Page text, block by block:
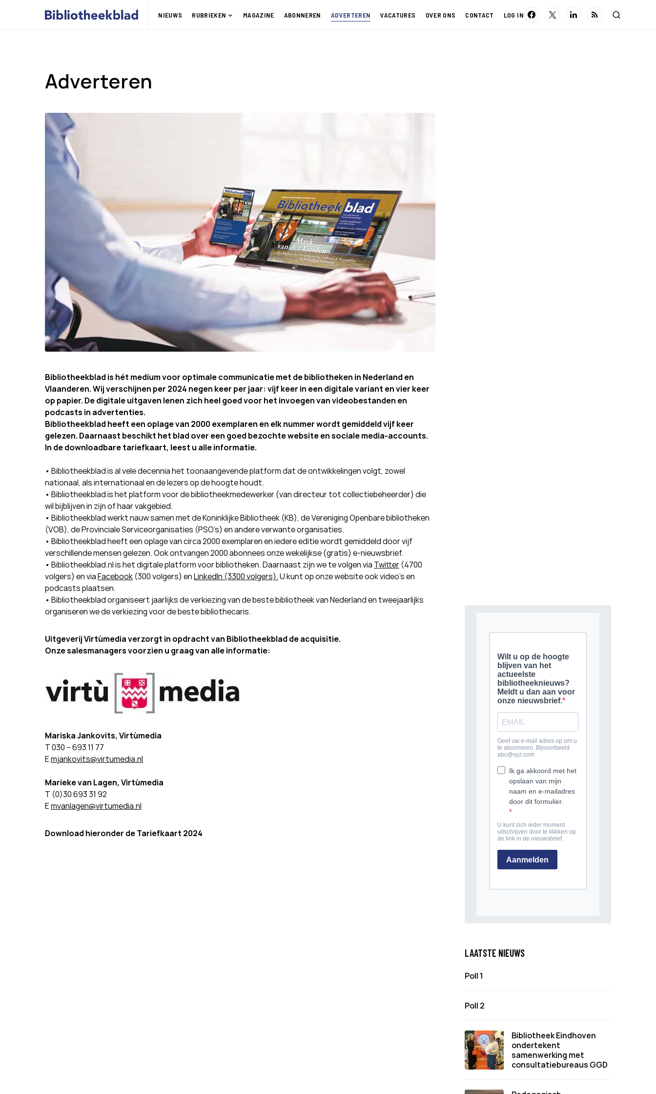
NIEUWS RUBRIEKEN MAGAZINE ABONNEREN ADVERTEREN VACATURES OVER ONS CONTACT LOG IN
Adverteren
Bibliotheekblad is hét medium voor optimale communicatie met de bibliotheken in Nederland en
Vlaanderen. Wij verschijnen per 2024 negen keer per jaar: vijf keer in een digitale variant en vier keer
op papier. De digitale uitgaven lenen zich heel goed voor het invoegen van videobestanden en
podcasts in advertenties.
Bibliotheekblad heeft een oplage van 2000 exemplaren en elk nummer wordt gemiddeld vijf keer
gelezen. Daarnaast beschikt het blad over een goed bezochte website en sociale media-accounts.
In de downloadbare tariefkaart, leest u alle informatie.
• Bibliotheekblad is al vele decennia het toonaangevende platform dat de ontwikkelingen volgt, zowel
nationaal, als internationaal en de lezers op de hoogte houdt.
• Bibliotheekblad is het platform voor de bibliotheekmedewerker (van directeur tot collectiebeheerder) die
wil bijblijven in zijn of haar vakgebied.
• Bibliotheekblad werkt nauw samen met de Koninklijke Bibliotheek (KB), de Vereniging Openbare bibliotheken
(VOB), de Provinciale Serviceorganisaties (PSO’s) en andere verwante organisaties.
• Bibliotheekblad heeft een oplage van circa 2000 exemplaren en iedere editie wordt gemiddeld door vijf
verschillende mensen gelezen. Ook ontvangen 2000 abonnees onze wekelijkse (gratis) e-nieuwsbrief.
• Bibliotheekblad.nl is het digitale platform voor bibliotheken. Daarnaast zijn we te volgen via Twitter (4700
volgers) en viaFacebook (300 volgers) enLinkedIn (3300 volgers).U kunt op onze website ook video’s en
podcasts plaatsen.
• Bibliotheekblad organiseert jaarlijks de verkiezing van de beste bibliotheek van Nederland en tweejaarlijks
organiseren we de verkiezing voor de beste bibliothecaris.
Uitgeverij Virtùmedia verzorgt in opdracht van Bibliotheekblad de acquisitie.
Onze salesmanagers voorzien u graag van alle informatie:
Mariska Jankovits, Virtùmedia
T 030 – 693 11 77
Emjankovits@virtumedia.nl
Marieke van Lagen, Virtùmedia
T (0)30 693 31 92
Emvanlagen@virtumedia.nl
Download hieronder de Tariefkaart 2024
LAATSTE NIEUWS
Poll 1
Poll 2
Bibliotheek Eindhoven
ondertekent
samenwerking met
consultatiebureaus GGD